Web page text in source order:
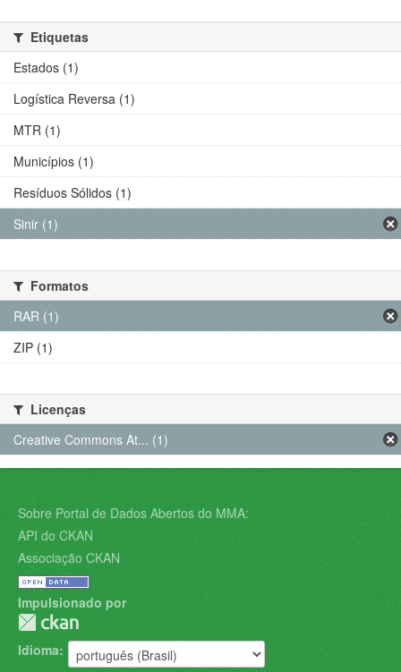
Etiquetas
Estados (1)
Logística Reversa (1)
MTR (1)
Municípios (1)
Resíduos Sólidos (1)
Sinir (1)
Formatos
RAR (1)
ZIP (1)
Licenças
Creative Commons At... (1)
Sobre Portal de Dados Abertos do MMA:
API do CKAN
Associação CKAN
Impulsionado por
Idioma